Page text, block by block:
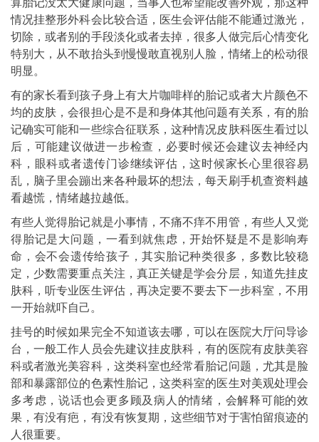
算胎记没太大健康问题，当事人也希望能改善外观，那这种
情况挂整形外科会比较合适，医生会评估能不能通过激光，
切除，或者别的手段淡化或者去掉，很多人做完后心情变化
特别大，从不敢抬头到慢慢敢直视别人脸，情绪上的松动很
明显。
有的家长看到孩子身上有大片咖啡样的胎记或者大片颜色不
均的皮肤，会很担心是不是和身体其他问题有关系，有的胎
记确实可能和一些综合征联系，这种情况皮肤科医生看过以
后，可能建议做进一步检查，必要时候还会建议去神经内
科，眼科或者遗传门诊继续评估，这时候家长心里很容易
乱，脑子里会蹦出来各种最坏的想法，每天刷手机查资料越
看越慌，情绪越拉越低。
有些人觉得胎记就是小事情，不痛不痒不用管，有些人又觉
得胎记是大问题，一看到就焦虑，开始怀疑是不是影响寿
命，会不会遗传给孩子，其实胎记种类很多，多数比较稳
定，少数需要重点关注，真正关键是学会分层，知道先挂皮
肤科，听专业医生评估，再决定要不要去下一步科室，不用
一开始就吓自己。
挂号的时候如果完全不知道该去哪，可以在医院大厅问导诊
台，一般工作人员会先建议挂皮肤科，有的医院有皮肤美容
科或者激光美容科，这类科室也经常看胎记问题，尤其是脸
部和暴露部位的色素性胎记，这类科室的医生对美观处理会
多考虑，说话也会更多顾及病人的情绪，会解释可能的效
果，有没有疤，有没有恢复期，这些细节对于害怕留痕迹的
人很重要。